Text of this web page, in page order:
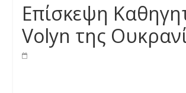
Eπίσκεψη
Volyn της